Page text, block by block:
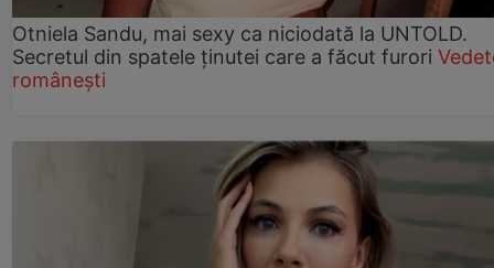
Otniela Sandu, mai sexy ca niciodată la UNTOLD.
Secretul din spatele ținutei care a făcut furori
românești